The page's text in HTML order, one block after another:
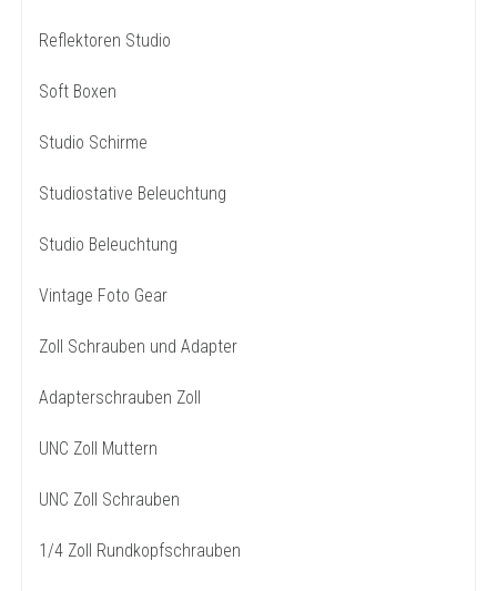
Reflektoren Studio
Soft Boxen
Studio Schirme
Studiostative Beleuchtung
Studio Beleuchtung
Vintage Foto Gear
Zoll Schrauben und Adapter
Adapterschrauben Zoll
UNC Zoll Muttern
UNC Zoll Schrauben
1/4 Zoll Rundkopfschrauben